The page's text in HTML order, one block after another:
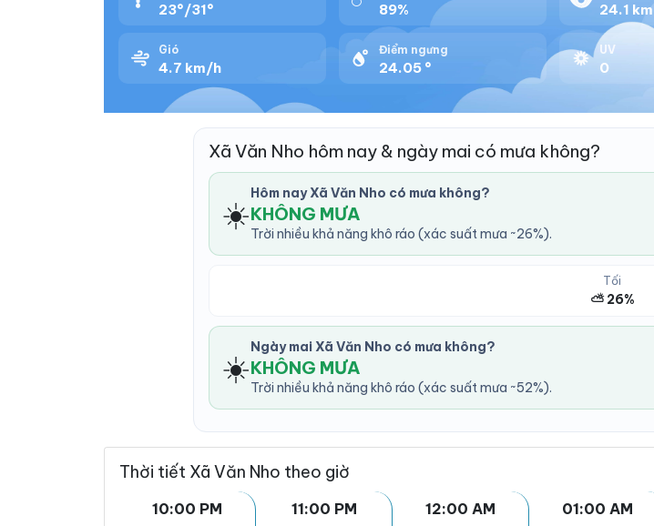
23°/31° 89% 24.1 km
Gió
4.7 km/h
Điểm ngưng
24.05 °
UV
0
Xã Văn Nho hôm nay & ngày mai có mưa không?
☀️
Hôm nay Xã Văn Nho có mưa không?
KHÔNG MƯA
Trời nhiều khả năng khô ráo (xác suất mưa ~26%).
Tối
⛅ 26%
☀️
Ngày mai Xã Văn Nho có mưa không?
KHÔNG MƯA
Trời nhiều khả năng khô ráo (xác suất mưa ~52%).
Thời tiết Xã Văn Nho theo giờ
10:00 PM
11:00 PM
12:00 AM
01:00 AM